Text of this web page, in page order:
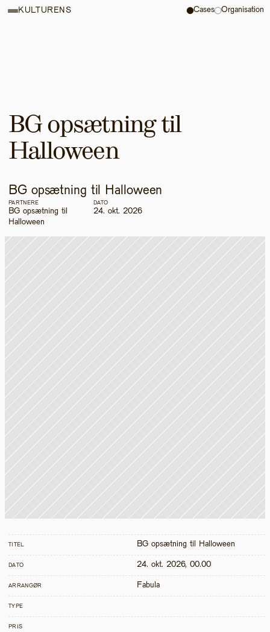
BG opsætning til
Halloween
BG opsætning til Halloween
PARTNERE
BG opsætning til
Halloween
DATO
24. okt. 2026
TITEL BG opsætning til Halloween
DATO 24. okt. 2026, 00.00
ARRANGØR Fabula
TYPE
PRIS
KULTURENS Cases Organisation